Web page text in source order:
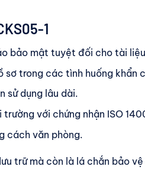
1
bảo mật tuyệt đối cho tài
sơ trong các tình huống khẩn
sử dụng lâu dài.
với chứng nhận ISO
cách văn phòng.
trữ mà còn là lá chắn bảo